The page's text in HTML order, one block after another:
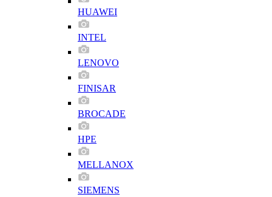
HUAWEI
INTEL
LENOVO
FINISAR
BROCADE
HPE
MELLANOX
SIEMENS